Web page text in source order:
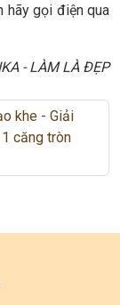
hãy gọi điện qua
- LÀM LÀ ĐẸP
khe - Giải
căng tròn